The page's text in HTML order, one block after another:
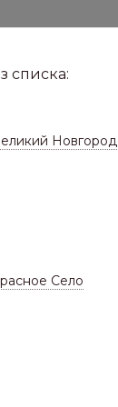
списка:
Новгород
Село